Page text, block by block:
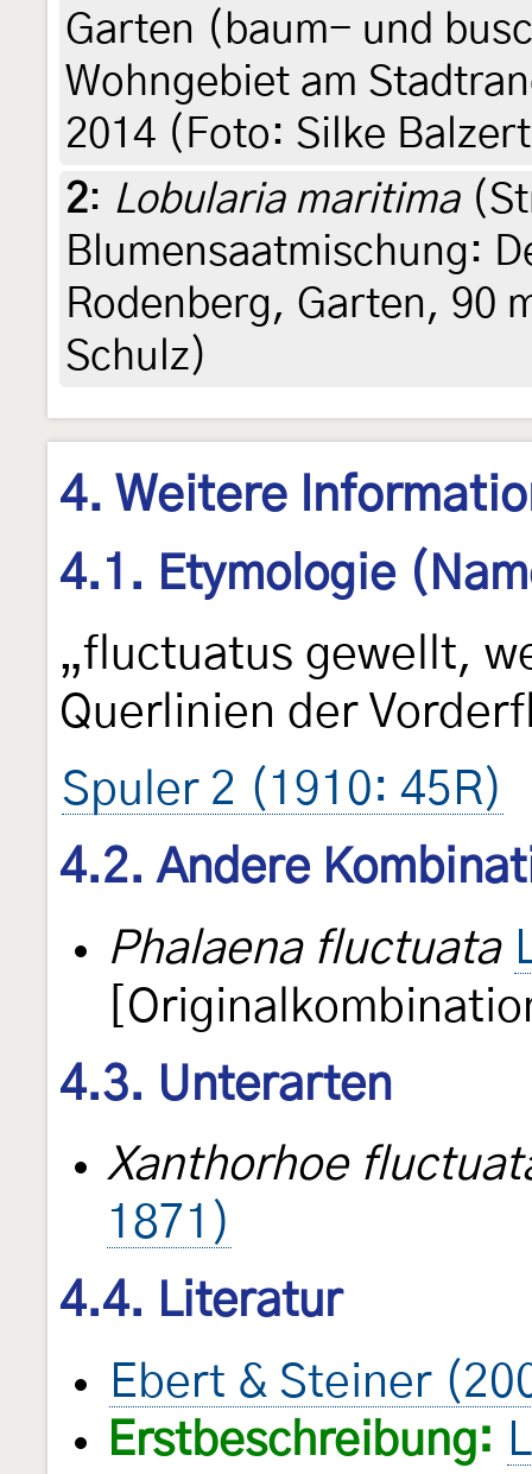
Garten (baum- und
Wohngebiet am
2014 (Foto: Silke
2: Lobularia maritima
Blumensaatmischung:
Rodenberg, Garten, 90
Schulz)
4. Weitere
4.1. Etymologie
„fluctuatus gewellt,
Querlinien der
Spuler 2 (1910: 45R)
4.2. Andere
Phalaena fluctuata
4.3. Unterarten
Xanthorhoe
1871)
4.4. Literatur
Ebert & Steiner
Erstbeschreibung: